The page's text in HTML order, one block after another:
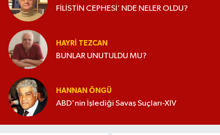
FİLİSTİN CEPHESİ’ NDE NELER OLDU?
HAYRI TEZCAN
BUNLAR UNUTULDU MU?
HANNAN ÖNGÜ
ABD'nin İşlediği Savaş Suçları-XIV